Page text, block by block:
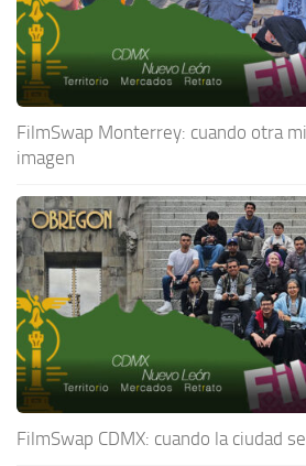
FilmSwap Monterrey: cuando otra
imagen
FilmSwap CDMX: cuando la ciudad